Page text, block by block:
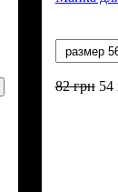
82грн 54